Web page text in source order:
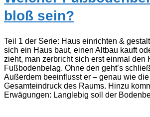
bloß sein?
Teil 1 der Serie: Haus einrichten &
sich ein Haus baut, einen Altbau kauft
zieht, man zerbricht sich erst einmal den
Fußbodenbelag. Ohne den geht’s
Außerdem beeinflusst er – genau wie
Gesamteindruck des Raums. Hinzu
Erwägungen: Langlebig soll der